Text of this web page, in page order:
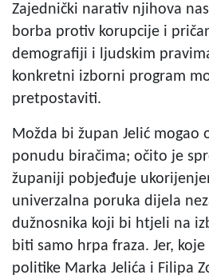
Zajednički narativ njihova
borba protiv korupcije i
demografiji i ljudskim
konkretni izborni program
pretpostaviti.
Možda bi župan Jelić mogao
ponudu biračima; očito je
županiji pobjeđuje
univerzalna poruka dijela
dužnosnika koji bi htjeli na
biti samo hrpa fraza. Jer,
politike Marka Jelića i Filipa